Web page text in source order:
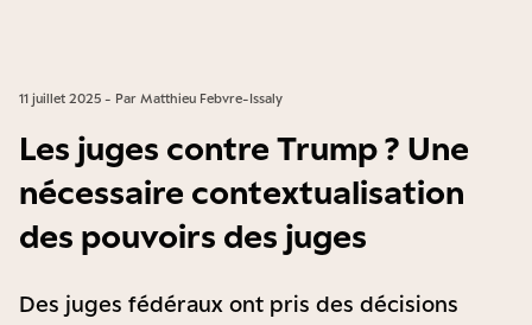
11 juillet 2025 - Par Matthieu Febvre-Issaly
Les juges contre Trump ? Une
nécessaire contextualisation
des pouvoirs des juges
Des juges fédéraux ont pris des décisions